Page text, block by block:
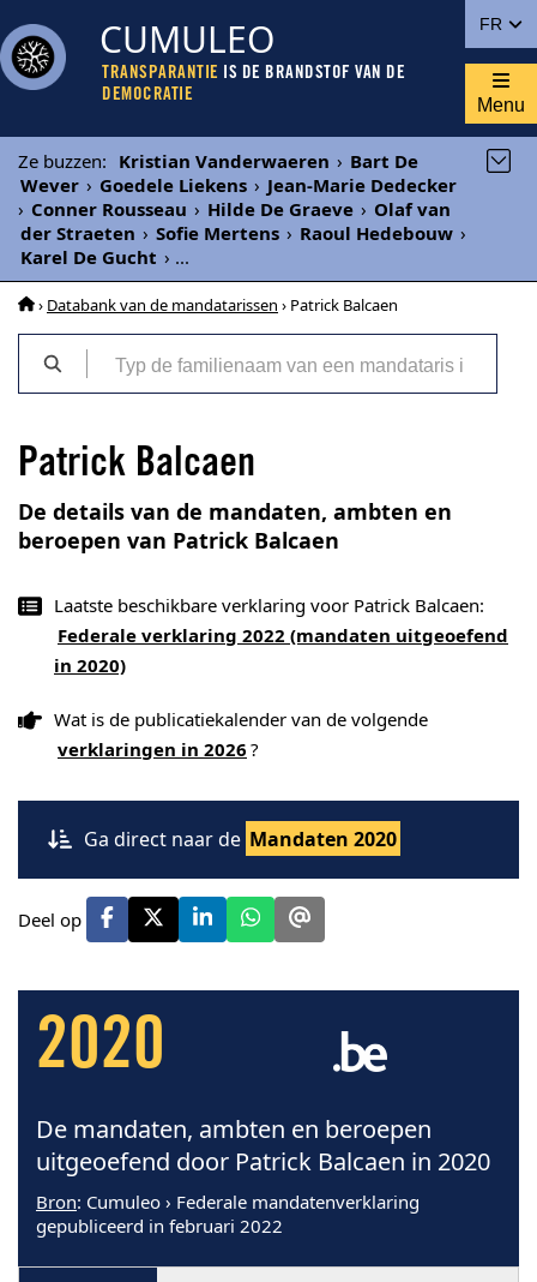
FR
CUMULEO
TRANSPARANTIE IS DE BRANDSTOF VAN DE
DEMOCRATIE
Menu
Ze buzzen: Kristian Vanderwaeren › Bart De
Wever › Goedele Liekens › Jean-Marie Dedecker
› Conner Rousseau › Hilde De Graeve › Olaf van
der Straeten › Sofie Mertens › Raoul Hedebouw ›
Karel De Gucht › ...
› Databank van de mandatarissen › Patrick Balcaen
Patrick Balcaen
De details van de mandaten, ambten en
beroepen van Patrick Balcaen
Laatste beschikbare verklaring voor Patrick Balcaen:
Federale verklaring 2022 (mandaten uitgeoefend
in 2020)
Wat is de publicatiekalender van de volgende
verklaringen in 2026 ?
Ga direct naar de Mandaten 2020
Deel op
2020
De mandaten, ambten en beroepen
uitgeoefend door Patrick Balcaen in 2020
Bron: Cumuleo › Federale mandatenverklaring
gepubliceerd in februari 2022